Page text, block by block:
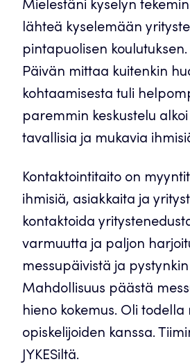
Mielestäni kyselyn
lähteä kyselemään
pintapuolisen
Päivän mittaa kuitenkin
kohtaamisesta tuli
paremmin keskustelu
tavallisia ja mukavia
Kontaktointitaito on
ihmisiä, asiakkaita ja
kontaktoida
varmuutta ja paljon
messupäivistä ja
Mahdollisuus päästä
hieno kokemus. Oli
opiskelijoiden kanssa.
JYKESiltä.